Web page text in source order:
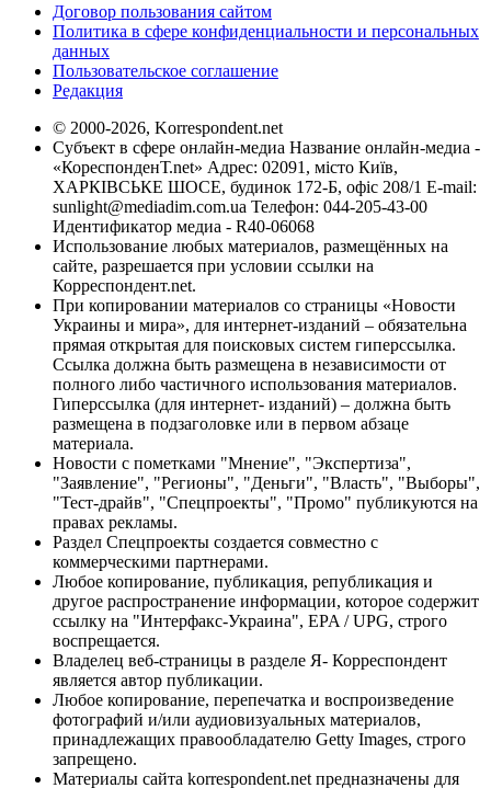
Договор пользования сайтом
Политика в сфере конфиденциальности и персональных
данных
Пользовательское соглашение
Редакция
© 2000-2026, Korrespondent.net
Субъект в сфере онлайн-медиа Название онлайн-медиа -
«КореспонденТ.net» Адрес: 02091, місто Київ,
ХАРКІВСЬКЕ ШОСЕ, будинок 172-Б, офіс 208/1 E-mail:
sunlight@mediadim.com.ua Телефон: 044-205-43-00
Идентификатор медиа - R40-06068
Использование любых материалов, размещённых на
сайте, разрешается при условии ссылки на
Корреспондент.net.
При копировании материалов со страницы «Новости
Украины и мира», для интернет-изданий – обязательна
прямая открытая для поисковых систем гиперссылка.
Ссылка должна быть размещена в независимости от
полного либо частичного использования материалов.
Гиперссылка (для интернет- изданий) – должна быть
размещена в подзаголовке или в первом абзаце
материала.
Новости с пометками "Мнение", "Экспертиза",
"Заявление", "Регионы", "Деньги", "Власть", "Выборы",
"Тест-драйв", "Спецпроекты", "Промо" публикуются на
правах рекламы.
Раздел Спецпроекты создается совместно с
коммерческими партнерами.
Любое копирование, публикация, републикация и
другое распространение информации, которое содержит
ссылку на "Интерфакс-Украина", EPA / UPG, строго
воспрещается.
Владелец веб-страницы в разделе Я- Корреспондент
является автор публикации.
Любое копирование, перепечатка и воспроизведение
фотографий и/или аудиовизуальных материалов,
принадлежащих правообладателю Getty Images, строго
запрещено.
Материалы сайта korrespondent.net предназначены для